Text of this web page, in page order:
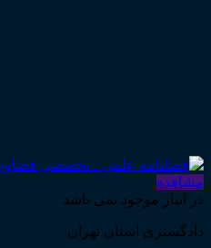
مشاهده
در انبار موجود نمی باشد
دادگستری استان تهران